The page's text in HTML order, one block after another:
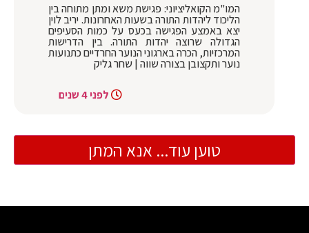
המו"מ הקואליציוני: פגישת משא ומתן מתוחה בין
הליכוד ליהדות התורה בשעות האחרונות. יריב לוין
יצא באמצע הפגישה בכעס על כמות הסעיפים
הגדולה שרוצה יהדות התורה. בין הדרישות
המרכזיות, הכרה בארגוני הנוער החרדיים כתנועות
נוער ותקצובן בצורה שווה | שחר גליק
לפני 4 שנים
טוען עוד... אנא המתן